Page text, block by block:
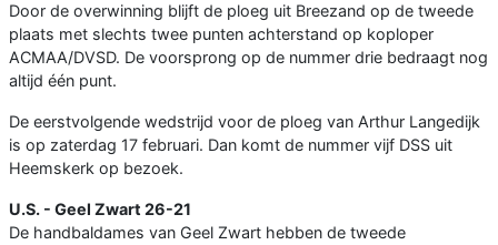
Door de overwinning blijft de ploeg uit Breezand op de tweede
plaats met slechts twee punten achterstand op koploper
ACMAA/DVSD. De voorsprong op de nummer drie bedraagt nog
altijd één punt.
De eerstvolgende wedstrijd voor de ploeg van Arthur Langedijk
is op zaterdag 17 februari. Dan komt de nummer vijf DSS uit
Heemskerk op bezoek.
U.S. - Geel Zwart 26-21
De handbaldames van Geel Zwart hebben de tweede